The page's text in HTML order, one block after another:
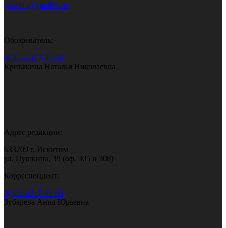
gazeta.i@yandex.ru
Обозреватель:
8(383-43) 7-90-60
Кривякина Наталья Николаевна
Адрес редакции:
633209 г. Искитим
ул. Пушкина, 39 (оф. 305 и 308)
Корреспондент:
8(383-43) 7-90-60
Зубарева Анна Юрьевна